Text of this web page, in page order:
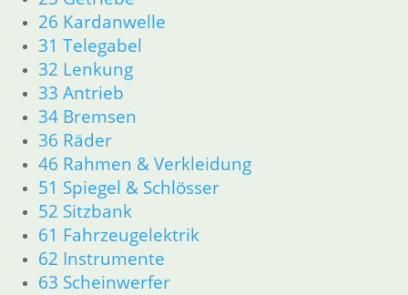
26 Kardanwelle
31 Telegabel
32 Lenkung
33 Antrieb
34 Bremsen
36 Räder
46 Rahmen & Verkleidung
51 Spiegel & Schlösser
52 Sitzbank
61 Fahrzeugelektrik
62 Instrumente
63 Scheinwerfer
36 Räder
46 Rahmen & Verkleidung R26 R27
51 Spiegel & Schlösser
61 Fahrzeugelektrik
62 Instrumente
63 Scheinwerfer
R50 R69/S
11 Motor
Dichtungen
Zylinderkopf
12 Motorelektrik
13 Vergaser
16 Tank
18 Auspuff